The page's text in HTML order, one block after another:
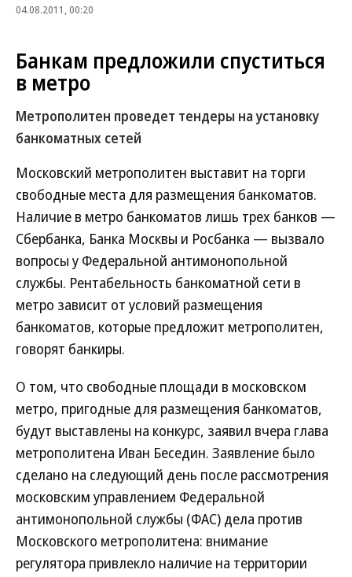
04.08.2011, 00:20
Банкам предложили спуститься
в метро
Метрополитен проведет тендеры на установку
банкоматных сетей
Московский метрополитен выставит на торги
свободные места для размещения банкоматов.
Наличие в метро банкоматов лишь трех банков —
Сбербанка, Банка Москвы и Росбанка — вызвало
вопросы у Федеральной антимонопольной
службы. Рентабельность банкоматной сети в
метро зависит от условий размещения
банкоматов, которые предложит метрополитен,
говорят банкиры.
О том, что свободные площади в московском
метро, пригодные для размещения банкоматов,
будут выставлены на конкурс, заявил вчера глава
метрополитена Иван Беседин. Заявление было
сделано на следующий день после рассмотрения
московским управлением Федеральной
антимонопольной службы (ФАС) дела против
Московского метрополитена: внимание
регулятора привлекло наличие на территории